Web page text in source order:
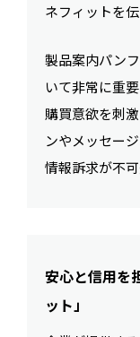
ネフィットを
製品案内パン
いて非常に重
購買意欲を刺
ンやメッセー
情報訴求が不可
安心と信用を
ット」